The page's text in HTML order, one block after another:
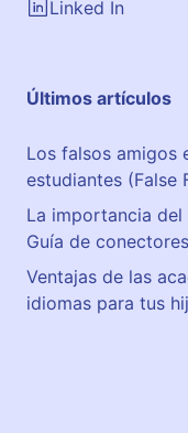
Linked In
Últimos artículos
Los falsos amigos
estudiantes (False
La importancia
Guía de
Ventajas de las
idiomas para tus